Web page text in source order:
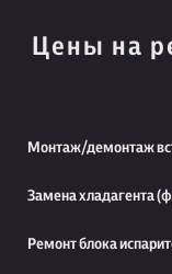
Цены на
Монтаж/демонтаж
Замена хладагента
Ремонт блока